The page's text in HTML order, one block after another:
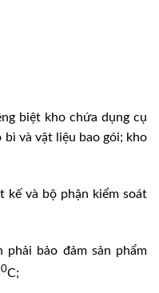
biệt kho chứa dụng cụ
bì và vật liệu bao gói; kho
kế và bộ phận kiểm soát
bảo đảm sản phẩm
0C;